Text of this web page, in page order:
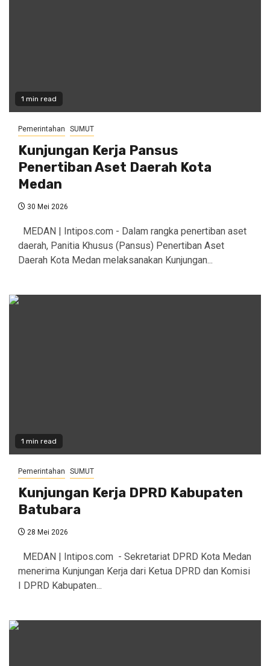
1 min read
Pemerintahan SUMUT
Kunjungan Kerja Pansus
Penertiban Aset Daerah Kota
Medan
30 Mei 2026
MEDAN | Intipos.com - Dalam rangka penertiban aset
daerah, Panitia Khusus (Pansus) Penertiban Aset
Daerah Kota Medan melaksanakan Kunjungan...
1 min read
Pemerintahan SUMUT
Kunjungan Kerja DPRD Kabupaten
Batubara
28 Mei 2026
MEDAN | Intipos.com - Sekretariat DPRD Kota Medan
menerima Kunjungan Kerja dari Ketua DPRD dan Komisi
I DPRD Kabupaten...